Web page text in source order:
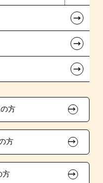
←
←
←
方
方
方